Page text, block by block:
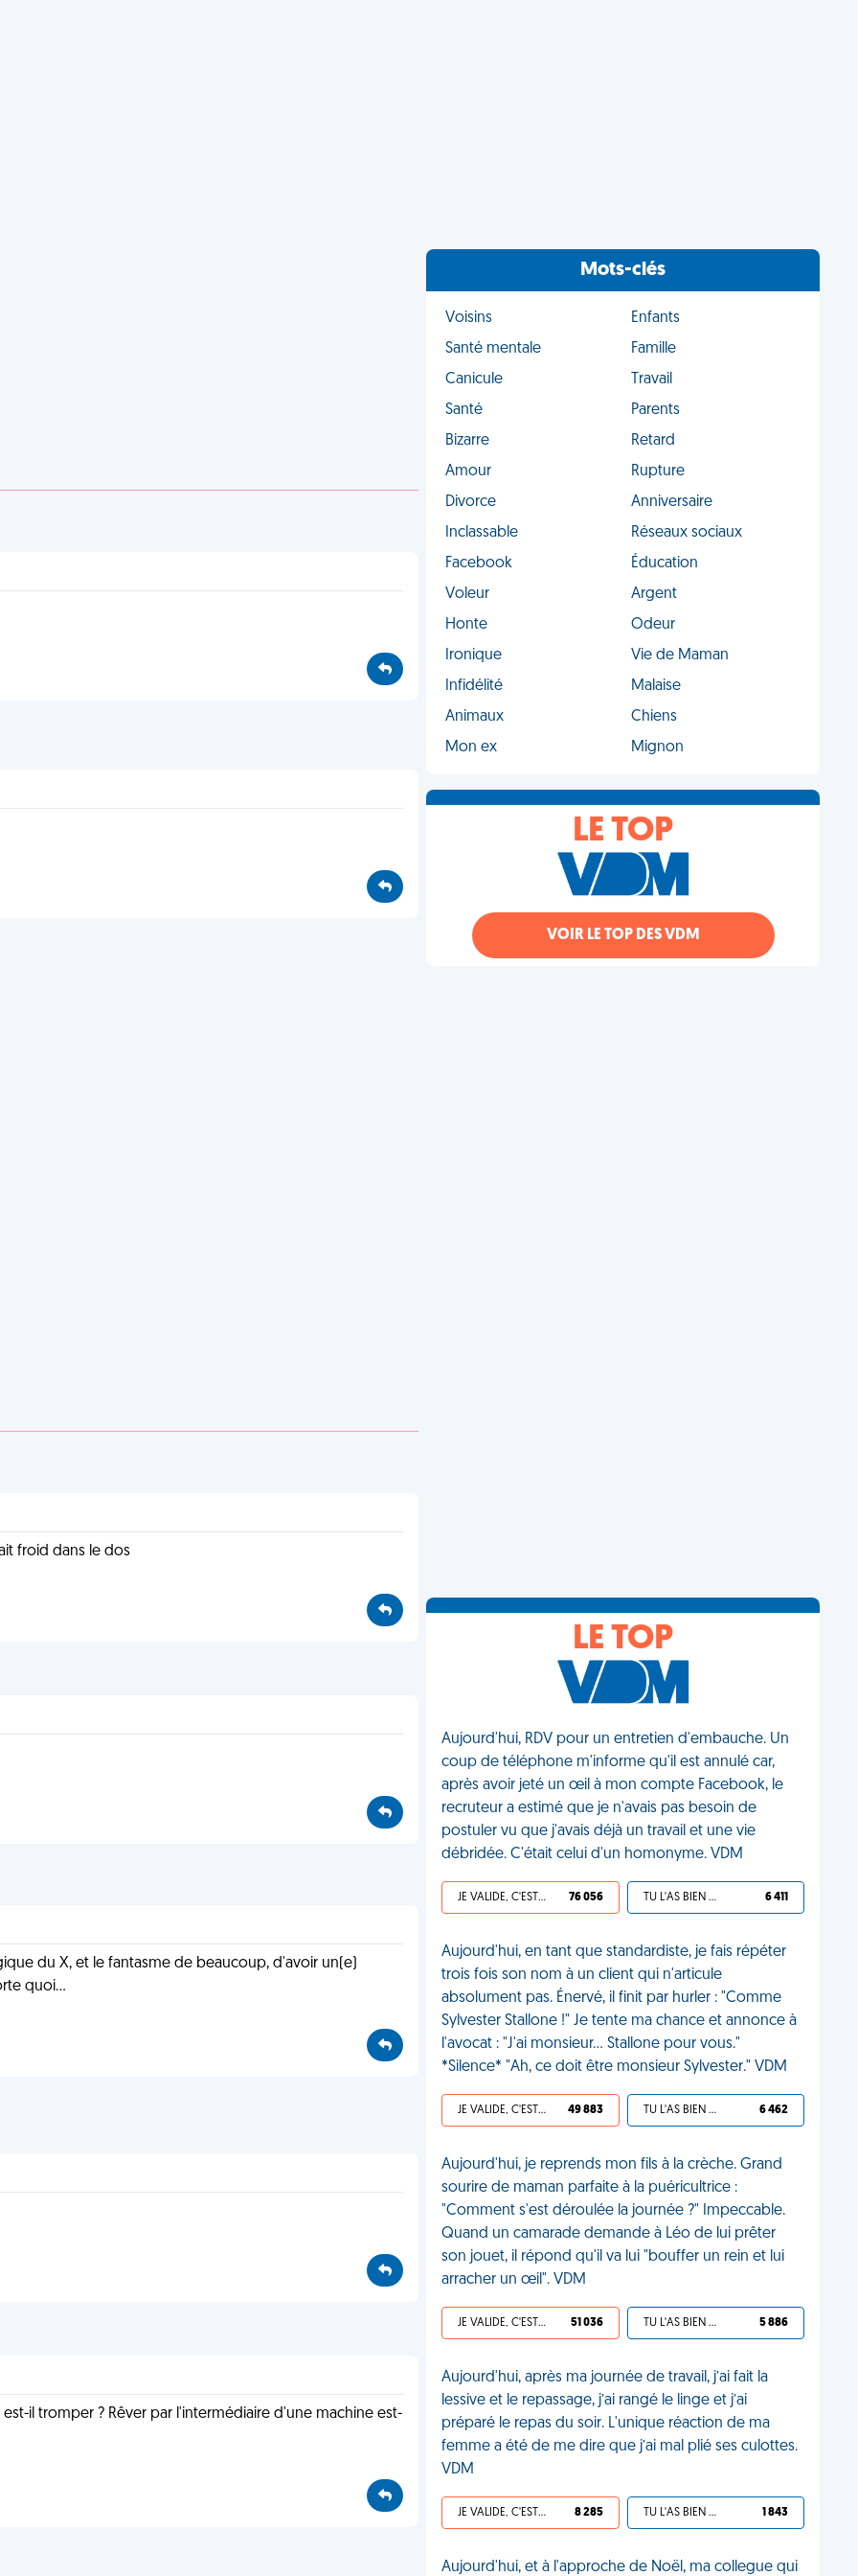
froid dans le dos
du X, et le fantasme de beaucoup, d'avoir un(e)
quoi...
il tromper ? Rêver par l'intermédiaire d'une machine est-
Mots-clés
Voisins
Enfants
Santé mentale
Famille
Canicule
Travail
Santé
Parents
Bizarre
Retard
Amour
Rupture
Divorce
Anniversaire
Inclassable
Réseaux sociaux
Facebook
Éducation
Voleur
Argent
Honte
Odeur
Ironique
Vie de Maman
Infidélité
Malaise
Animaux
Chiens
Mon ex
Mignon
LE TOP
VOIR LE TOP DES VDM
LE TOP
Aujourd'hui, RDV pour un entretien d'embauche. Un
coup de téléphone m'informe qu'il est annulé car,
après avoir jeté un œil à mon compte Facebook, le
recruteur a estimé que je n'avais pas besoin de
postuler vu que j'avais déjà un travail et une vie
débridée. C'était celui d'un homonyme. VDM
JE VALIDE, C'EST UNE VDM 76 056 TU L'AS BIEN MÉRITÉ 6 411
Aujourd'hui, en tant que standardiste, je fais répéter
trois fois son nom à un client qui n'articule
absolument pas. Énervé, il finit par hurler : "Comme
Sylvester Stallone !" Je tente ma chance et annonce à
l'avocat : "J'ai monsieur... Stallone pour vous."
*Silence* "Ah, ce doit être monsieur Sylvester." VDM
JE VALIDE, C'EST UNE VDM 49 883 TU L'AS BIEN MÉRITÉ 6 462
Aujourd'hui, je reprends mon fils à la crèche. Grand
sourire de maman parfaite à la puéricultrice :
"Comment s'est déroulée la journée ?" Impeccable.
Quand un camarade demande à Léo de lui prêter
son jouet, il répond qu'il va lui "bouffer un rein et lui
arracher un œil". VDM
JE VALIDE, C'EST UNE VDM 51 036 TU L'AS BIEN MÉRITÉ 5 886
Aujourd'hui, après ma journée de travail, j’ai fait la
lessive et le repassage, j’ai rangé le linge et j’ai
préparé le repas du soir. L'unique réaction de ma
femme a été de me dire que j’ai mal plié ses culottes.
VDM
JE VALIDE, C'EST UNE VDM 8 285 TU L'AS BIEN MÉRITÉ 1 843
Aujourd'hui, et à l'approche de Noël, ma collegue qui